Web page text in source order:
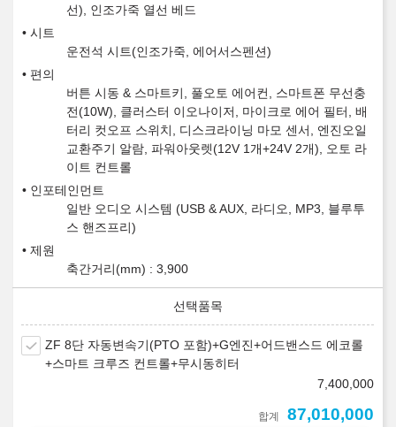
선), 인조가죽 열선 베드
시트
운전석 시트(인조가죽, 에어서스펜션)
편의
버튼 시동 & 스마트키, 풀오토 에어컨, 스마트폰 무선충
전(10W), 클러스터 이오나이저, 마이크로 에어 필터, 배
터리 컷오프 스위치, 디스크라이닝 마모 센서, 엔진오일
교환주기 알람, 파워아웃렛(12V 1개+24V 2개), 오토 라
이트 컨트롤
인포테인먼트
일반 오디오 시스템 (USB & AUX, 라디오, MP3, 블루투
스 핸즈프리)
제원
축간거리(mm) : 3,900
ZF 8단 자동변속기(PTO 포함)+G엔진+어드밴스드 에코롤
+스마트 크루즈 컨트롤+무시동히터
7,400,000
합계 87,010,000